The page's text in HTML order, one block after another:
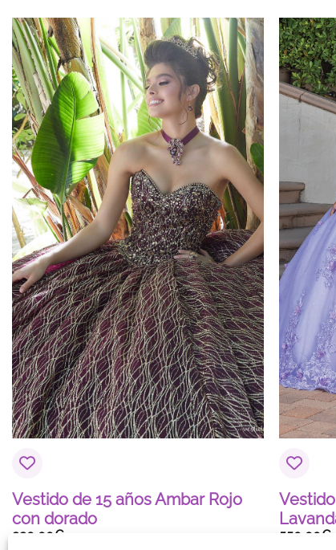
PLAZO DE ENTREGA
Vestido de 15 años Ambar Rojo
con dorado
990,00€ 550,00€